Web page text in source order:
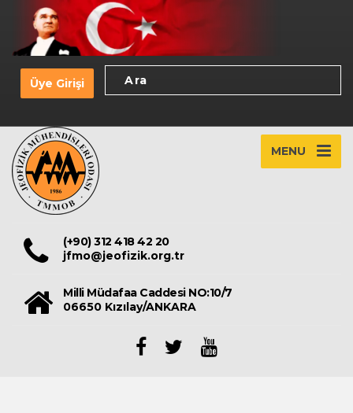
Üye Girişi
MENU
(+90) 312 418 42 20
jfmo@jeofizik.org.tr
Milli Müdafaa Caddesi NO:10/7
06650 Kızılay/ANKARA